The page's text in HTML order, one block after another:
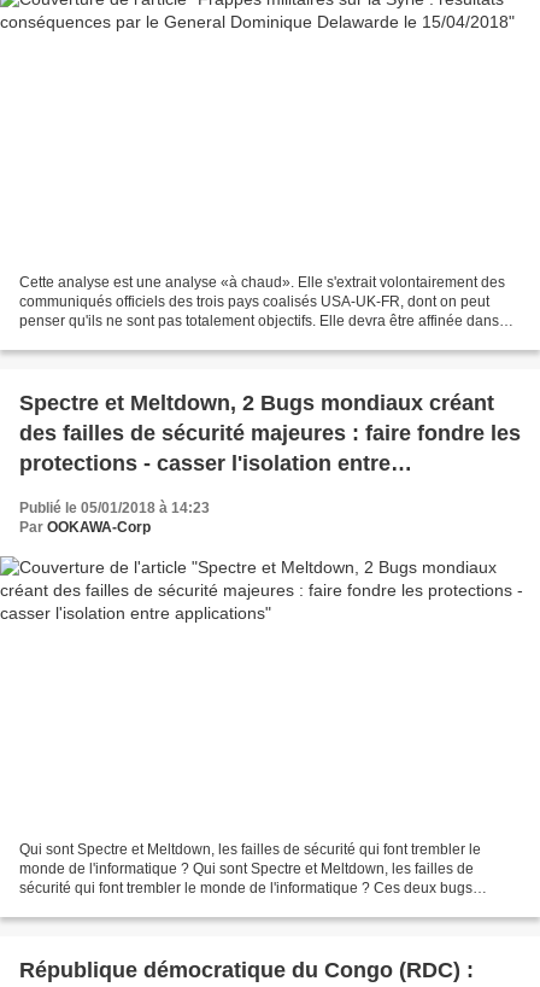
Cette analyse est une analyse «à chaud». Elle s'extrait volontairement des
communiqués officiels des trois pays coalisés USA-UK-FR, dont on peut
penser qu'ils ne sont pas totalement objectifs. Elle devra être affinée dans
Spectre et Meltdown, 2 Bugs mondiaux créant
des failles de sécurité majeures : faire fondre les
protections - casser l'isolation entre
Publié le 05/01/2018 à 14:23
Par OOKAWA-Corp
Qui sont Spectre et Meltdown, les failles de sécurité qui font trembler le
monde de l'informatique ? Qui sont Spectre et Meltdown, les failles de
sécurité qui font trembler le monde de l'informatique ? Ces deux bugs
République démocratique du Congo (RDC) :